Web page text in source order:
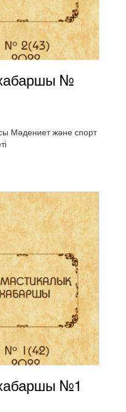
№
Мәдениет және спорт
№1